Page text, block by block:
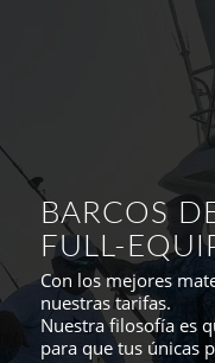
BARCOS
FULL-
Con los mejores
nuestras tarifas.
Nuestra filosofía es
para que tus únicas